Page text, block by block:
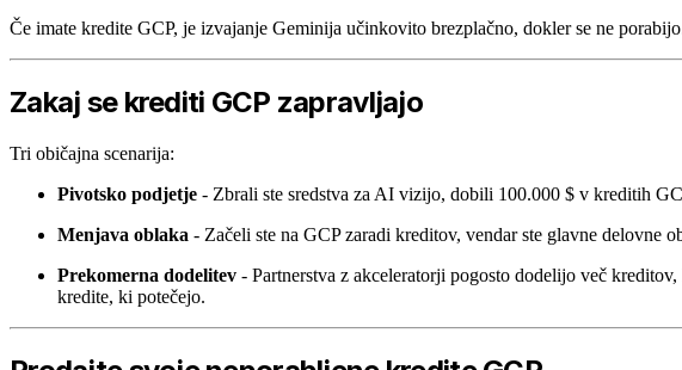
Če imate kredite GCP, je izvajanje Geminija učinkovito brezplačno, dokler se ne
Zakaj se krediti GCP zapravljajo
Tri običajna scenarija:
Pivotsko podjetje - Zbrali ste sredstva za AI vizijo, dobili 100.000 $ v kreditih
Menjava oblaka - Začeli ste na GCP zaradi kreditov, vendar ste glavne delovne
Prekomerna dodelitev - Partnerstva z akceleratorji pogosto dodelijo več
kredite, ki potečejo.